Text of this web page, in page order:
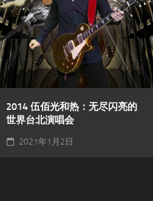
2014 伍佰光和热：无尽闪亮的
世界台北演唱会
2021年1月2日